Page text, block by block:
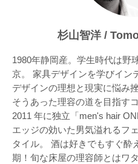
杉山智洋 /
1980年静岡産。学生時代は野
京。 家具デザインを学びイン
デザインの理想と現実に悩み
そうあった理容の道を目指す
2011 年に独立「men's hair
エッジの効いた男気溢れるフ
タイル。 酒は好きでもすぐ酔
期！旬な床屋の理容師とはワ